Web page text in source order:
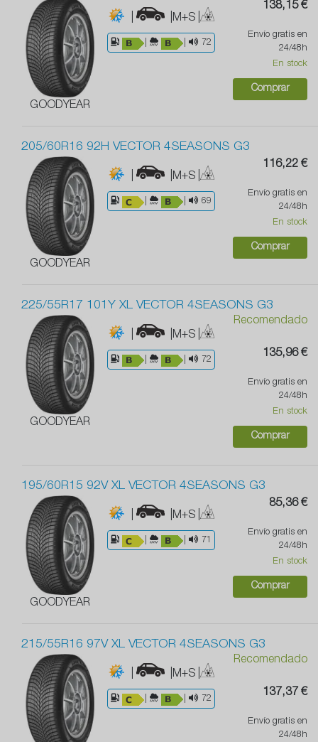
GOODYEAR
| |M+S |
72
138,15 €
Envío gratis en
24/48h
En stock
Comprar
205/60R16 92H VECTOR 4SEASONS G3
GOODYEAR
| |M+S |
69
116,22 €
Envío gratis en
24/48h
En stock
Comprar
225/55R17 101Y XL VECTOR 4SEASONS G3
GOODYEAR
| |M+S |
72
Recomendado
135,96 €
Envío gratis en
24/48h
En stock
Comprar
195/60R15 92V XL VECTOR 4SEASONS G3
GOODYEAR
| |M+S |
71
85,36 €
Envío gratis en
24/48h
En stock
Comprar
215/55R16 97V XL VECTOR 4SEASONS G3
| |M+S |
72
Recomendado
137,37 €
Envío gratis en
24/48h